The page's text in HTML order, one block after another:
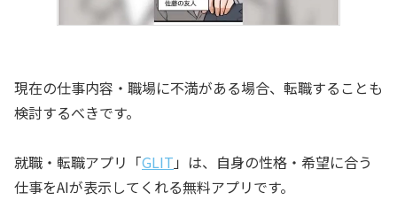
現在の仕事内容・職場に不満がある場合、転職することも
検討するべきです。
就職・転職アプリ「GLIT 」は、自身の性格・希望に合う
仕事をAIが表示してくれる無料アプリです。